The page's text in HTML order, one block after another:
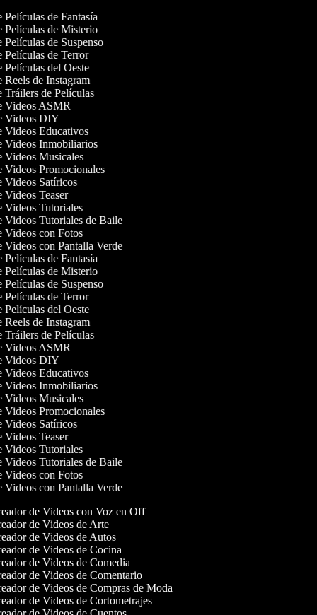
Películas de Fantasía
Películas de Misterio
Películas de Suspenso
Películas de Terror
Películas del Oeste
Reels de Instagram
Tráilers de Películas
Videos ASMR
Videos DIY
Videos Educativos
Videos Inmobiliarios
Videos Musicales
Videos Promocionales
Videos Satíricos
Videos Teaser
Videos Tutoriales
Videos Tutoriales de Baile
Videos con Fotos
Videos con Pantalla Verde
Películas de Fantasía
Películas de Misterio
Películas de Suspenso
Películas de Terror
Películas del Oeste
Reels de Instagram
Tráilers de Películas
Videos ASMR
Videos DIY
Videos Educativos
Videos Inmobiliarios
Videos Musicales
Videos Promocionales
Videos Satíricos
Videos Teaser
Videos Tutoriales
Videos Tutoriales de Baile
Videos con Fotos
Videos con Pantalla Verde
de Videos con Voz en Off
de Videos de Arte
de Videos de Autos
de Videos de Cocina
de Videos de Comedia
de Videos de Comentario
de Videos de Compras de Moda
de Videos de Cortometrajes